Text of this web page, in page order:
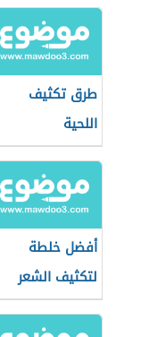
طرق تكثيف
اللحية
أفضل خلطة
لتكثيف الشعر